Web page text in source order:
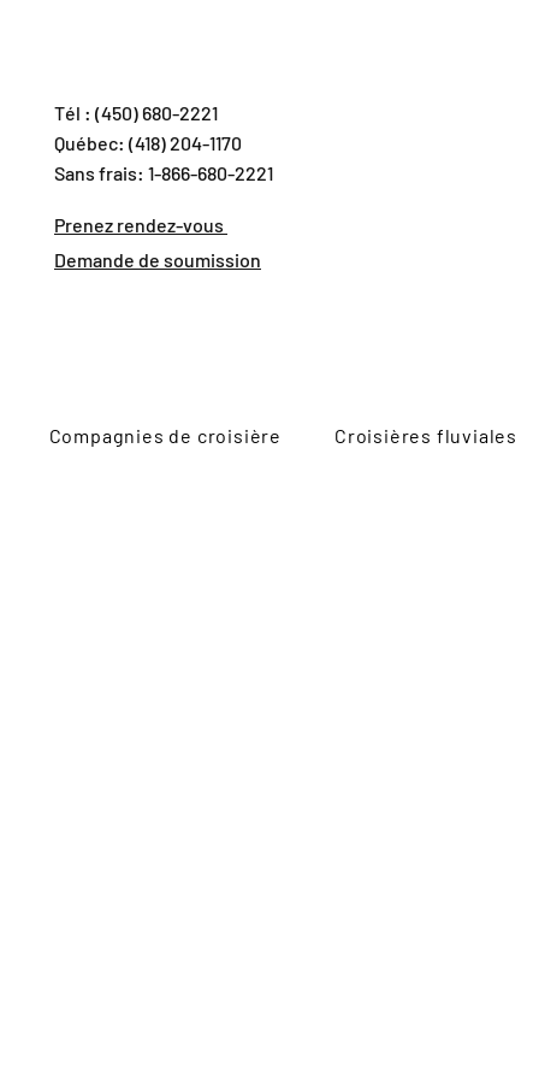
Tél : (450) 680-2221
Québec: (418) 204-1170
Sans frais: 1-866-680-2221
Prenez rendez-vous
Demande de soumission
Compagnies de croisière Croisières fluviales